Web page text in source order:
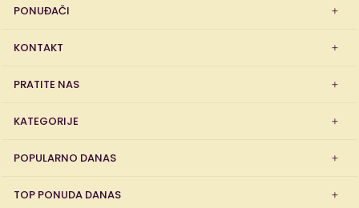
PONUĐAČI
KONTAKT
PRATITE NAS
KATEGORIJE
POPULARNO DANAS
TOP PONUDA DANAS